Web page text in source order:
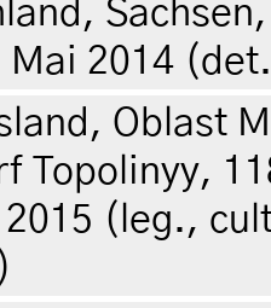
Mai 2014
Oblast
Topolinyy,
(leg.,